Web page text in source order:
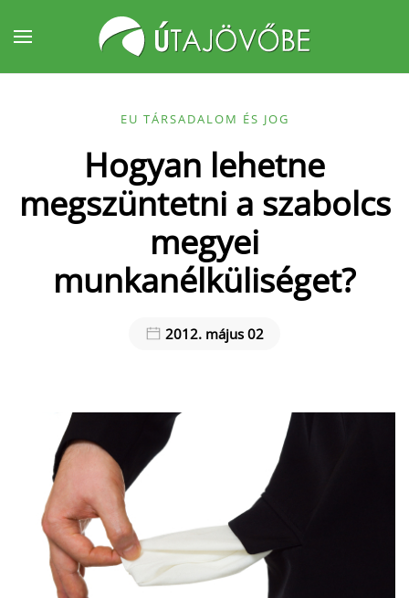
Fő tartalom átugrása
EU TÁRSADALOM ÉS JOG
Hogyan lehetne
megszüntetni a szabolcs
megyei
munkanélküliséget?
2012. május 02